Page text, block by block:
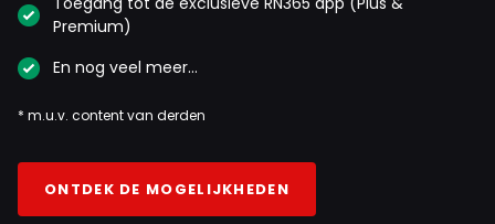
Premium)
En nog veel meer…
* m.u.v. content van derden
ONTDEK DE MOGELIJKHEDEN